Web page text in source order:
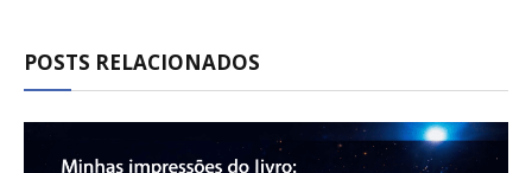
POSTS RELACIONADOS